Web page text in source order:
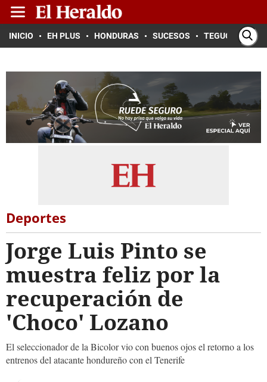
INICIO EH PLUS HONDURAS SUCESOS TEGUCIGALPA
Deportes
Jorge Luis Pinto se
muestra feliz por la
recuperación de
'Choco' Lozano
El seleccionador de la Bicolor vio con buenos ojos el retorno a los
entrenos del atacante hondureño con el Tenerife